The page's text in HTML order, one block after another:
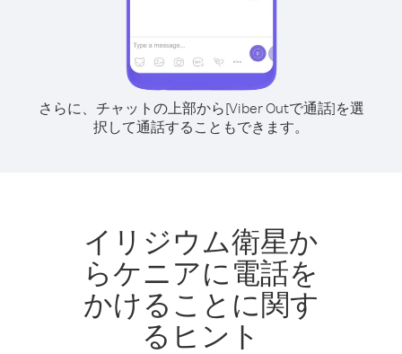
さらに、チャットの上部から[Viber Outで通話]を選
択して通話することもできます。
イリジウム衛星か
らケニアに電話を
かけることに関す
るヒント